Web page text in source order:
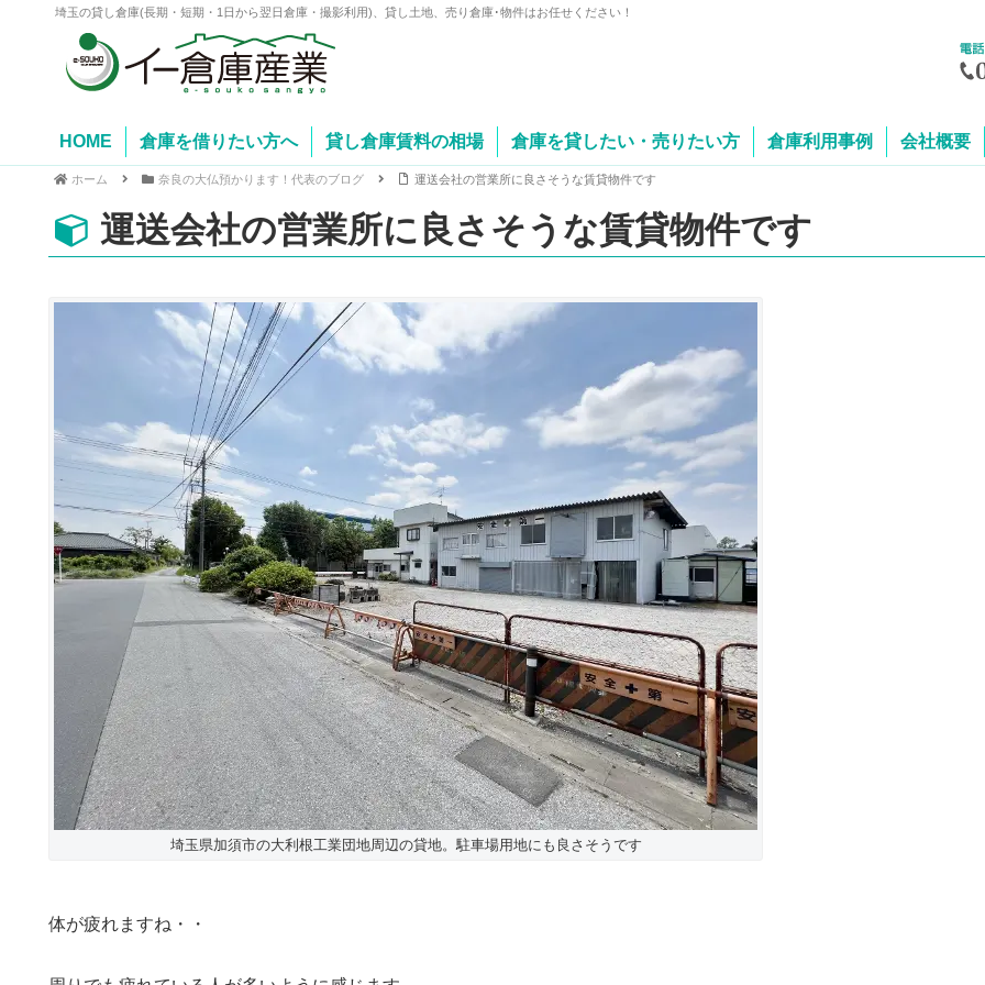
埼玉の貸し倉庫(長期・短期・1日から翌日倉庫・撮影利用)、貸し土地、売り倉庫･物件はお任せください！
HOME 倉庫を借りたい方へ 貸し倉庫賃料の相場 倉庫を貸したい・売りたい方 倉庫利用事例 会社概要
ホーム 奈良の大仏預かります！代表のブログ 運送会社の営業所に良さそうな賃貸物件です
運送会社の営業所に良さそうな賃貸物件です
埼玉県加須市の大利根工業団地周辺の貸地。駐車場用地にも良さそうです
体が疲れますね・・